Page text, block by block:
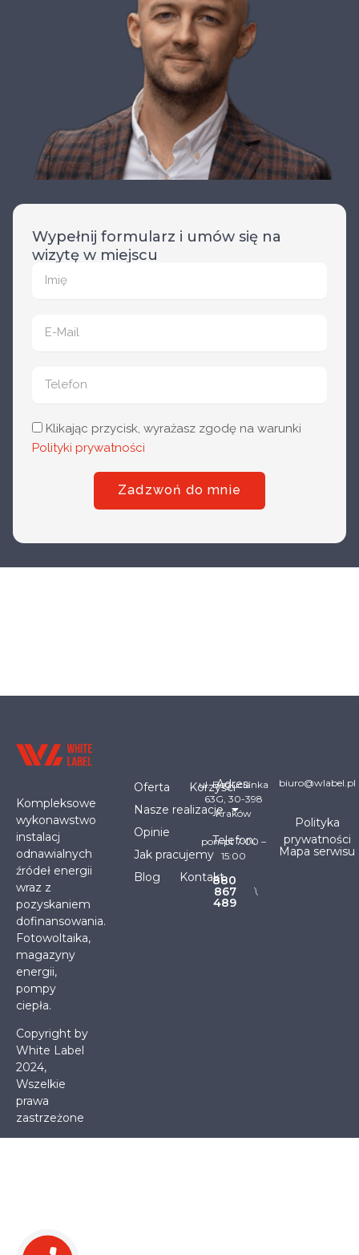
Wypełnij formularz i umów się na
wizytę w miejscu
Klikając przycisk, wyrażasz zgodę na warunki
Polityki prywatności
Zadzwoń do mnie
Kompleksowe
wykonawstwo
instalacj
odnawialnych
źródeł energii
wraz z
pozyskaniem
dofinansowania.
Fotowoltaika,
magazyny
energii,
pompy
ciepła.
Copyright by
White Label
2024,
Wszelkie
prawa
zastrzeżone
Oferta
Korzyści
Nasze realizacje
Opinie
Jak pracujemy
Blog
Kontakt
Adres:
ul. Bogucianka
63G, 30-398
Kraków
Telefon:
pon-pt 7:00 –
15:00
880
867
489
biuro@wlabel.pl
Polityka
prywatności
Mapa serwisu